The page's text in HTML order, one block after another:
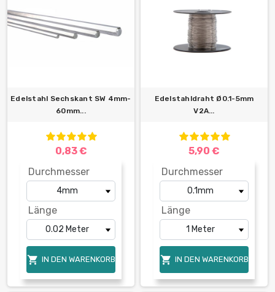
Edelstahl Sechskant SW 4mm-
60mm...
0,83 €
Durchmesser
Länge
 IN DEN WARENKORB
Edelstahldraht Ø0.1-5mm
V2A...
5,90 €
Durchmesser
Länge
 IN DEN WARENKORB